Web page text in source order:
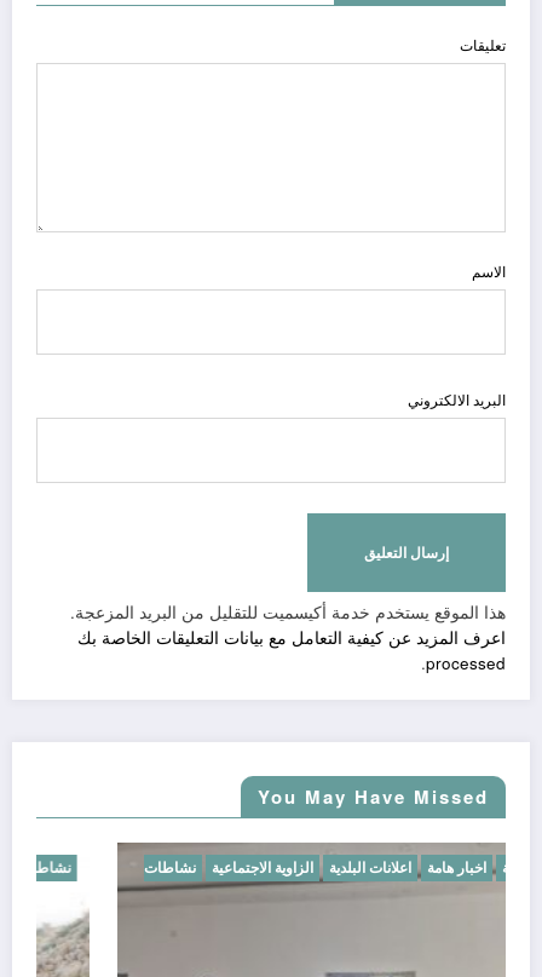
تعليقات
الاسم
البريد الالكتروني
هذا الموقع يستخدم خدمة أكيسميت للتقليل من البريد المزعجة.
اعرف المزيد عن كيفية التعامل مع بيانات التعليقات الخاصة بك
processed
.
You May Have Missed
أخبار محلية اخبار هامة اعلانات البلدية الزاوية الاجتماعية
نشاطات